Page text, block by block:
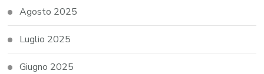
Agosto 2025
Luglio 2025
Giugno 2025